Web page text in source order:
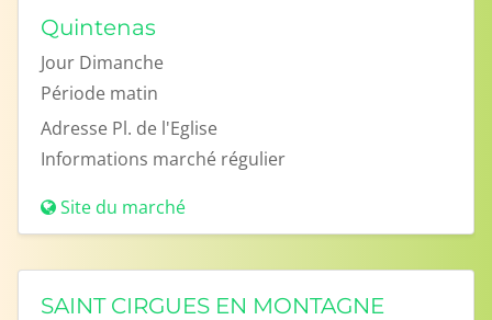
Quintenas
Jour Dimanche
Période matin
Adresse Pl. de l'Eglise
Informations marché régulier
Site du marché
SAINT CIRGUES EN MONTAGNE